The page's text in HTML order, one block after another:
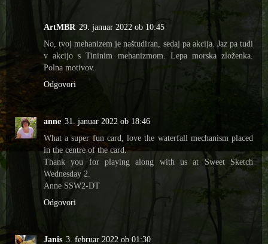
ArtMBR 29. januar 2022 ob 10:45
No, tvoj mehanizem je naštudiran, sedaj pa akcija. Jaz pa tudi
v akcijo s Tininim mehanizmom. Lepa morska zloženka.
Polna motivov.
Odgovori
anne 31. januar 2022 ob 18:46
What a super fun card, love the waterfall mechanism placed
in the centre of the card.
Thank you for playing along with us at Sweet Sketch
Wednesday 2.
Anne SSW2-DT
Odgovori
Janis 3. februar 2022 ob 01:30